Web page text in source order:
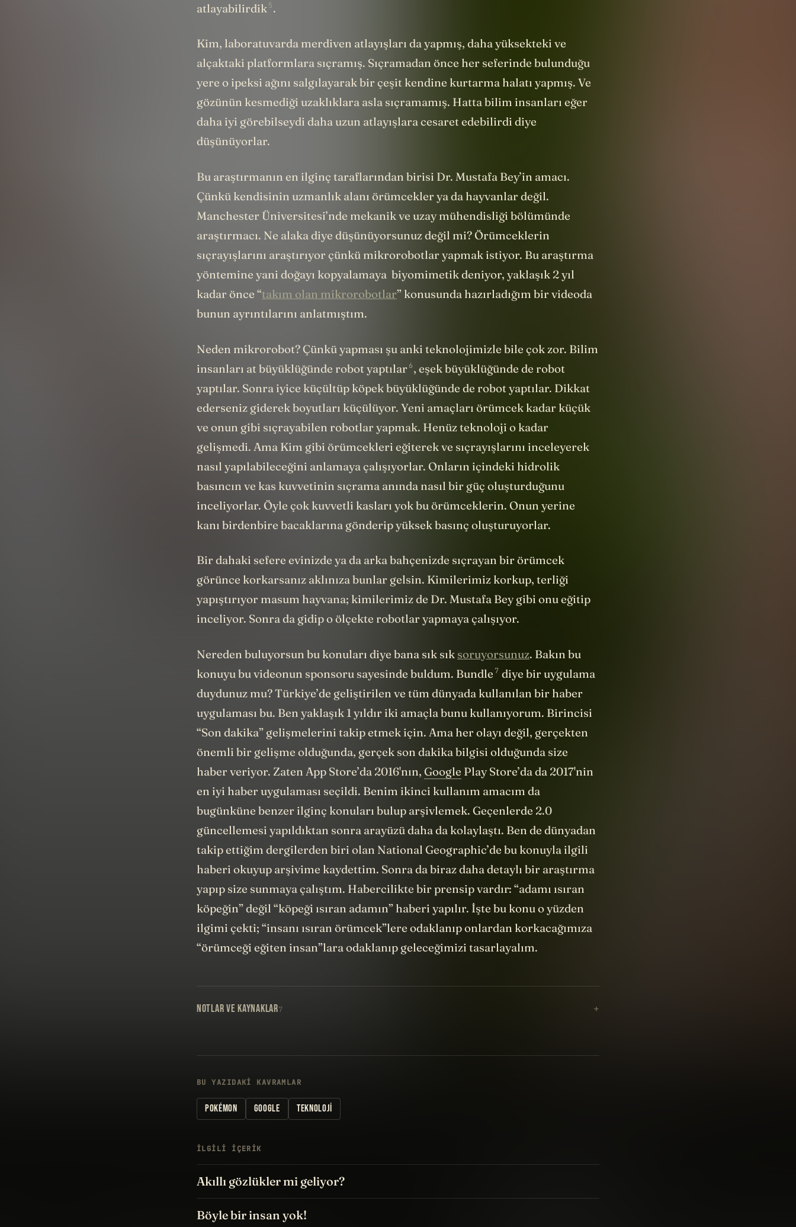
atlayabilirdik5.
Kim, laboratuvarda merdiven atlayışları da yapmış, daha yüksekteki ve
alçaktaki platformlara sıçramış. Sıçramadan önce her seferinde bulunduğu
yere o ipeksi ağını salgılayarak bir çeşit kendine kurtarma halatı yapmış. Ve
gözünün kesmediği uzaklıklara asla sıçramamış. Hatta bilim insanları eğer
daha iyi görebilseydi daha uzun atlayışlara cesaret edebilirdi diye
düşünüyorlar.
Bu araştırmanın en ilginç taraflarından birisi Dr. Mustafa Bey’in amacı.
Çünkü kendisinin uzmanlık alanı örümcekler ya da hayvanlar değil.
Manchester Üniversitesi’nde mekanik ve uzay mühendisliği bölümünde
araştırmacı. Ne alaka diye düşünüyorsunuz değil mi? Örümceklerin
sıçrayışlarını araştırıyor çünkü mikrorobotlar yapmak istiyor. Bu araştırma
yöntemine yani doğayı kopyalamaya biyomimetik deniyor, yaklaşık 2 yıl
kadar önce “takım olan mikrorobotlar” konusunda hazırladığım bir videoda
bunun ayrıntılarını anlatmıştım.
Neden mikrorobot? Çünkü yapması şu anki teknolojimizle bile çok zor. Bilim
insanları at büyüklüğünde robotyaptılar6, eşek büyüklüğünde de robot
yaptılar. Sonra iyice küçültüp köpek büyüklüğünde de robot yaptılar. Dikkat
ederseniz giderek boyutları küçülüyor. Yeni amaçları örümcek kadar küçük
ve onun gibi sıçrayabilen robotlar yapmak. Henüz teknoloji o kadar
gelişmedi. Ama Kim gibi örümcekleri eğiterek ve sıçrayışlarını inceleyerek
nasıl yapılabileceğini anlamaya çalışıyorlar. Onların içindeki hidrolik
basıncın ve kas kuvvetinin sıçrama anında nasıl bir güç oluşturduğunu
inceliyorlar. Öyle çok kuvvetli kasları yok bu örümceklerin. Onun yerine
kanı birdenbire bacaklarına gönderip yüksek basınç oluşturuyorlar.
Bir dahaki sefere evinizde ya da arka bahçenizde sıçrayan bir örümcek
görünce korkarsanız aklınıza bunlar gelsin. Kimilerimiz korkup, terliği
yapıştırıyor masum hayvana; kimilerimiz de Dr. Mustafa Bey gibi onu eğitip
inceliyor. Sonra da gidip o ölçekte robotlar yapmaya çalışıyor.
Nereden buluyorsun bu konuları diye bana sık sık soruyorsunuz. Bakın bu
konuyu bu videonun sponsoru sayesinde buldum. Bundle 7 diye bir uygulama
duydunuz mu? Türkiye’de geliştirilen ve tüm dünyada kullanılan bir haber
uygulaması bu. Ben yaklaşık 1 yıldır iki amaçla bunu kullanıyorum. Birincisi
“Son dakika” gelişmelerini takip etmek için. Ama her olayı değil, gerçekten
önemli bir gelişme olduğunda, gerçek son dakika bilgisi olduğunda size
haber veriyor. Zaten App Store’da 2016'nın, Google Play Store’da da 2017'nin
en iyi haber uygulaması seçildi. Benim ikinci kullanım amacım da
bugünküne benzer ilginç konuları bulup arşivlemek. Geçenlerde 2.0
güncellemesi yapıldıktan sonra arayüzü daha da kolaylaştı. Ben de dünyadan
takip ettiğim dergilerden biri olan National Geographic’de bu konuyla ilgili
haberi okuyup arşivime kaydettim. Sonra da biraz daha detaylı bir araştırma
yapıp size sunmaya çalıştım. Habercilikte bir prensip vardır: “adamı ısıran
köpeğin” değil “köpeği ısıran adamın” haberi yapılır. İşte bu konu o yüzden
ilgimi çekti; “insanı ısıran örümcek”lere odaklanıp onlardan korkacağımıza
“örümceği eğiten insan”lara odaklanıp geleceğimizi tasarlayalım.
NOTLAR VE KAYNAKLAR7
BU YAZIDAKI KAVRAMLAR
POKÉMON GOOGLE TEKNOLOJI
İLGILI IÇERIK
Akıllı gözlükler mi geliyor?
Böyle bir insan yok!